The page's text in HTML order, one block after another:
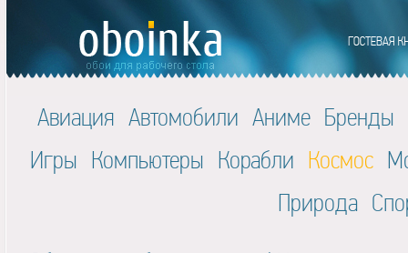
Авиация Автомобили Аниме Бренды
Игры Компьютеры Корабли Космос
Природа